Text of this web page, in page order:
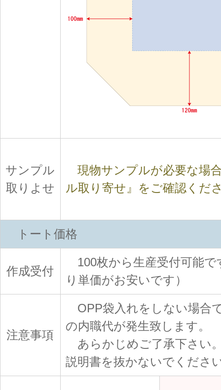
サンプル
取りよせ
現物サンプルが必要な場
ル取り寄せ』をご確認くだ
トート価格
作成受付
100枚から生産受付可能
り単価がお安いです）
注意事項
OPP袋入れをしない場合
の内職代が発生致します。
あらかじめご了承下さい
説明書を抜かないでくださ